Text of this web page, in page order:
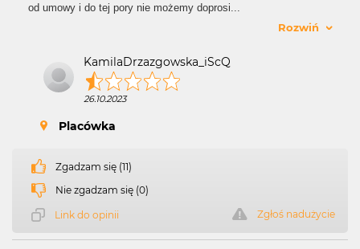
od umowy i do tej pory nie możemy doprosi...
Rozwiń
KamilaDrzazgowska_iScQ
26.10.2023
Placówka
Zgadzam się (11)
Nie zgadzam się (0)
Link do opinii Zgłoś nadużycie